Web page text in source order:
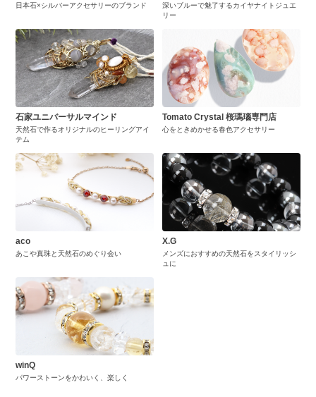
日本石×シルバーアクセサリーのブランド
深いブルーで魅了するカイヤナイトジュエ
リー
石家ユニバーサルマインド
天然石で作るオリジナルのヒーリングアイ
テム
Tomato Crystal 桜瑪瑙専門店
心をときめかせる春色アクセサリー
aco
あこや真珠と天然石のめぐり会い
X.G
メンズにおすすめの天然石をスタイリッシ
ュに
winQ
パワーストーンをかわいく、楽しく